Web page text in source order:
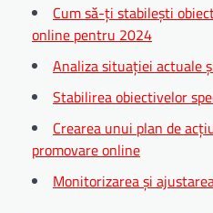
Cum să-ți stabilești
online pentru 2024
Analiza situației actuale
Stabilirea obiectivelor
Crearea unui plan de
promovare online
Monitorizarea și